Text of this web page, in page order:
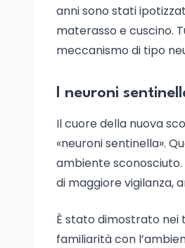
anni sono stati
materasso e cuscino.
meccanismo di tipo
I neuroni
Il cuore della nuova
«neuroni sentinella».
ambiente
di maggiore vigilanza,
È stato dimostrato nei
familiarità con